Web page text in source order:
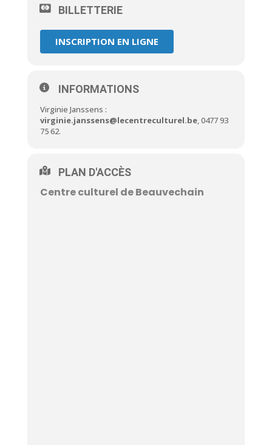
BILLETTERIE
INSCRIPTION EN LIGNE
INFORMATIONS
Virginie Janssens :
virginie.janssens@lecentreculturel.be, 0477 93
75 62.
PLAN D'ACCÈS
Centre culturel de Beauvechain